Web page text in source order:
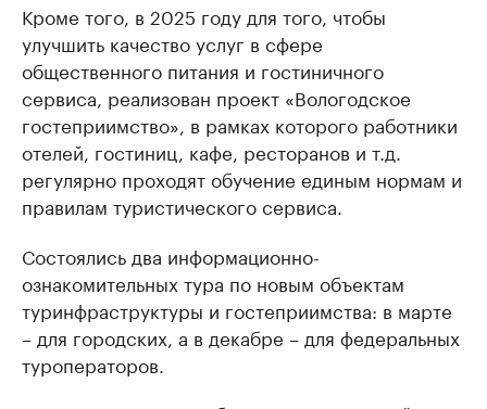
Кроме того, в 2025 году для того, чтобы
улучшить качество услуг в сфере
общественного питания и гостиничного
сервиса, реализован проект «Вологодское
гостеприимство», в рамках которого работники
отелей, гостиниц, кафе, ресторанов и т.д.
регулярно проходят обучение единым нормам и
правилам туристического сервиса.
Состоялись два информационно-
ознакомительных тура по новым объектам
туринфраструктуры и гостеприимства: в марте
– для городских, а в декабре – для федеральных
туроператоров.